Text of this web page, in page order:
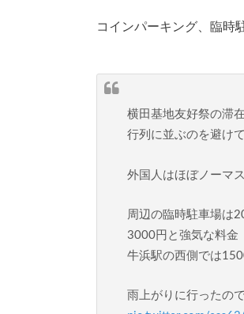
コインパーキング、臨時
横田基地友好祭の滞
行列に並ぶのを避け
外国人はほぼノーマ
周辺の臨時駐車場は
3000円と強気な料金
牛浜駅の西側では
雨上がりに行ったの